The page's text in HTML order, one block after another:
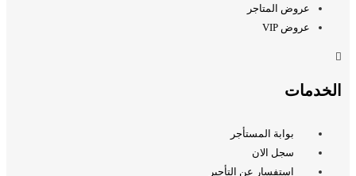
عروض المتاجر
عروض VIP
الخدمات
بوابة المستأجر
سجل الان
استفسار عن التأجير